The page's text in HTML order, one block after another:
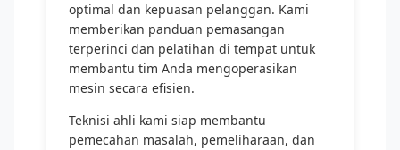
optimal dan kepuasan pelanggan. Kami
memberikan panduan pemasangan
terperinci dan pelatihan di tempat untuk
membantu tim Anda mengoperasikan
mesin secara efisien.
Teknisi ahli kami siap membantu
pemecahan masalah, pemeliharaan, dan